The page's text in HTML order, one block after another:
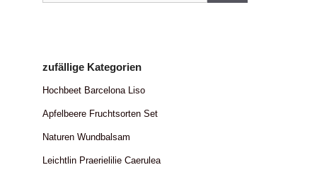
zufällige Kategorien
Hochbeet Barcelona Liso
Apfelbeere Fruchtsorten Set
Naturen Wundbalsam
Leichtlin Praerielilie Caerulea